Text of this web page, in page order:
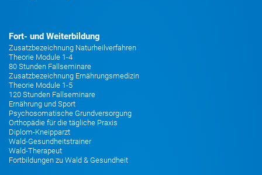
Fort- und Weiterbildung
Zusatzbezeichnung Naturheilverfahren
Theorie Module 1-4
80 Stunden Fallseminare
Zusatzbezeichnung Ernährungsmedizin
Theorie Module 1-5
120 Stunden Fallseminare
Ernährung und Sport
Psychosomatische Grundversorgung
Orthopädie für die tägliche Praxis
Diplom-Kneipparzt
Wald-Gesundheitstrainer
Wald-Therapeut
Fortbildungen zu Wald & Gesundheit